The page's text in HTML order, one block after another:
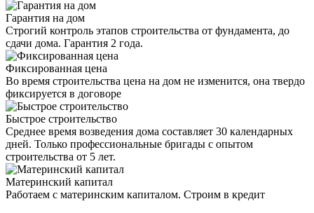
Гарантия на дом
Строгий контроль этапов строительства от фундамента, до
сдачи дома. Гарантия 2 года.
Фиксированная цена
Во время строительства цена на дом не изменится, она твердо
фиксируется в договоре
Быстрое строительство
Среднее время возведения дома составляет 30 календарных
дней. Только профессиональные бригады с опытом
строительства от 5 лет.
Материнский капитал
Работаем с материнским капиталом. Строим в кредит